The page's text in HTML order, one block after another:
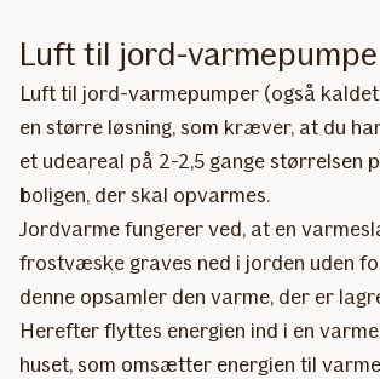
Luft til jord-varmepumpe
Luft til jord-varmepumper (også kaldet
en større løsning, som kræver, at du
et udeareal på 2-2,5 gange størrelsen
boligen, der skal opvarmes.
Jordvarme fungerer ved, at en
frostvæske graves ned i jorden uden
denne opsamler den varme, der er
Herefter flyttes energien ind i en
huset, som omsætter energien til